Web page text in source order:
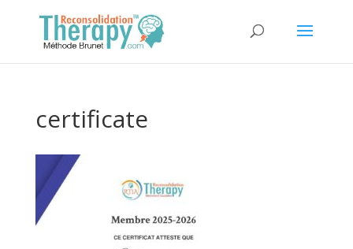
certificate